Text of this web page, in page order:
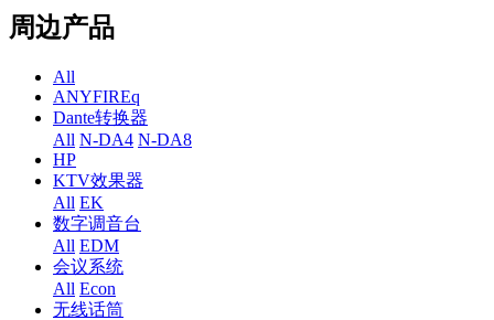
周边产品
All
ANYFIREq
Dante转换器
All N-DA4 N-DA8
HP
KTV效果器
All EK
数字调音台
All EDM
会议系统
All Econ
无线话筒